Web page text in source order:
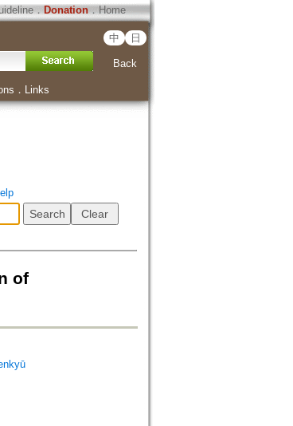
． Donation．Home
中 日
Back
． Links
of